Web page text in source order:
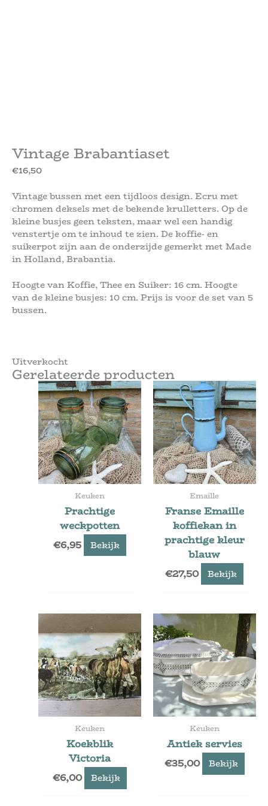
Vintage Brabantiaset
€16,50
Vintage bussen met een tijdloos design. Ecru met
chromen deksels met de bekende krulletters. Op de
kleine busjes geen teksten, maar wel een handig
venstertje om te inhoud te zien. De koffie- en
suikerpot zijn aan de onderzijde gemerkt met Made
in Holland, Brabantia.
Hoogte van Koffie, Thee en Suiker: 16 cm. Hoogte
van de kleine busjes: 10 cm. Prijs is voor de set van 5
bussen.
Uitverkocht
Gerelateerde producten
Keuken
Prachtige
weckpotten
€6,95 Bekijk
Emaille
Franse Emaille
koffiekan in
prachtige kleur
blauw
€27,50 Bekijk
Keuken
Koekblik
Victoria
€6,00 Bekijk
Keuken
Antiek servies
€35,00 Bekijk